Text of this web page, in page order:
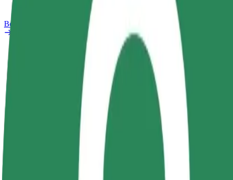
Bolt Plus
Запитання та відповіді
Заробляйте гроші на
Стати кур'єром
Доставляйте їжу та отримуйте
виплати щотижня